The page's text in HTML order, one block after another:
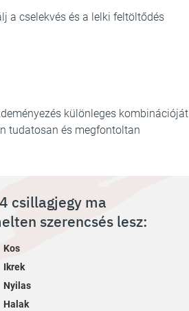
a cselekvés és a lelki feltöltődés
különleges kombinációját
tudatosan és megfontoltan
csillagjegy ma
szerencsés lesz:
Kos
Ikrek
Nyilas
Halak